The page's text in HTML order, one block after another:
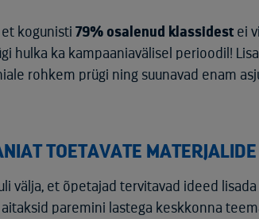
kogunisti 79% osalenud klassidest ei
hulka ka kampaaniavälisel perioodil!
rohkem prügi ning suunavad enam
TOETAVATE MATERJALIDE
välja, et õpetajad tervitavad ideed
paremini lastega keskkonna